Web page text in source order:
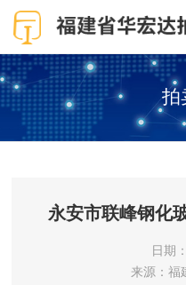
拍
永安市联峰钢化
日期
来源：福